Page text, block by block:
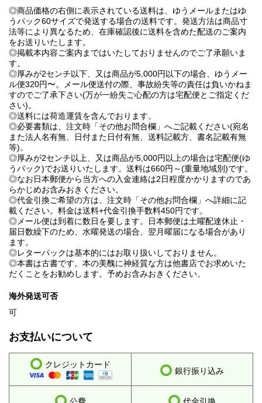
◎商品価格の右側に表示されている送料は、ゆうメールまたはゆ
うパック60サイズで発送する場合の送料です。発送方法は商品寸
法等により異なるため、在庫確認後に送料を含めた配送のご案内
をお送りいたします。
◎掲載本内容ご案内まではいたしておりませんのでご了承願いま
す。
◎厚みが2センチ以下、又は商品が5,000円以下の場合、ゆうメー
ル便320円〜。メール便送付の際、事故紛失等の責任は負いかねま
すのでご了承下さい(万が一紛失ご心配の方は宅配便とご指定くだ
さい)。
◎送料には荷造運賃を含んでおります。
◎必要書類は、注文時「その他お問合欄」へご記載ください(宛名
また法人名有無、日付また日付有無、送料記載方、書名記載有無
等)。
◎厚みが2センチ以上、又は商品が5,000円以上の場合は宅配便(ゆ
うパック)でお送りいたします。送料は660円～(重量地域別)です。
◎なお日本郵便から当方への入金連絡は2日程度かかりますのであ
らかじめお含みおきください。
◎代金引換ご希望の方は、注文時「その他お問合欄」へ詳細に記
載ください。料金は送料+代金引換手数料450円です。
◎メール便は到着に数日を要します。日本郵便は土曜配達休止・
届日数繰下のため、水曜発送の場合、翌月曜届になる場合があり
ます。
◎レターパックは基本的にはお取り扱いしておりません。
◎本書は古書です。本の美醜に神経質な方は他書店でお求めいた
だくことをお勧めします。予めお含みおきください。
海外発送可否
可
お支払いについて
クレジットカード
銀行振り込み